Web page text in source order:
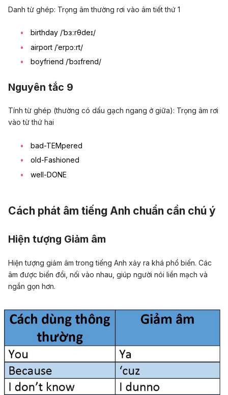
Danh từ ghép: Trọng âm thường rơi vào âm tiết thứ 1
birthday /ˈbɜːrθdeɪ/
airport /ˈerpɔːrt/
boyfriend /ˈbɔɪfrend/
Nguyên tắc 9
Tính từ ghép (thường có dấu gạch ngang ở giữa): Trọng âm rơi
vào từ thứ hai
bad-TEMpered
old-Fashioned
well-DONE
Cách phát âm tiếng Anh chuẩn cần chú ý
Hiện tượng Giảm âm
Hiện tượng giảm âm trong tiếng Anh xảy ra khá phổ biến. Các
âm được biến đổi, nối vào nhau, giúp người nói liền mạch và
ngắn gọn hơn.